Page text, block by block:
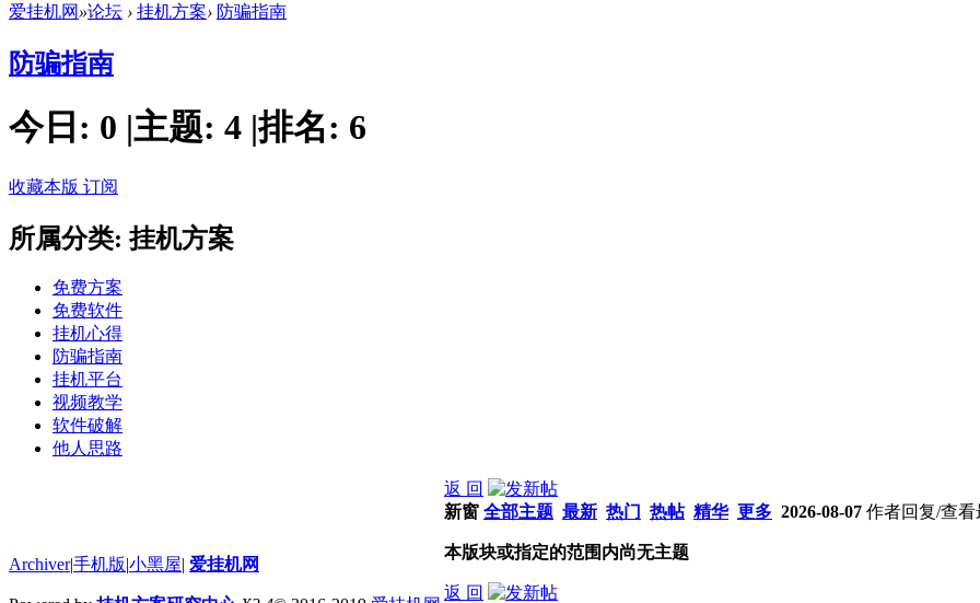
爱挂机网 »论坛 › 挂机方案› 防骗指南
防骗指南
今日: 0 |主题: 4 |排名: 6
收藏本版 订阅
所属分类: 挂机方案
免费方案
免费软件
挂机心得
防骗指南
挂机平台
视频教学
软件破解
他人思路
返 回
新窗 全部主题 最新 热门 热帖 精华 更多 2026-08-07 作者回复/查看
本版块或指定的范围内尚无主题
返 回
Archiver|手机版|小黑屋| 爱挂机网